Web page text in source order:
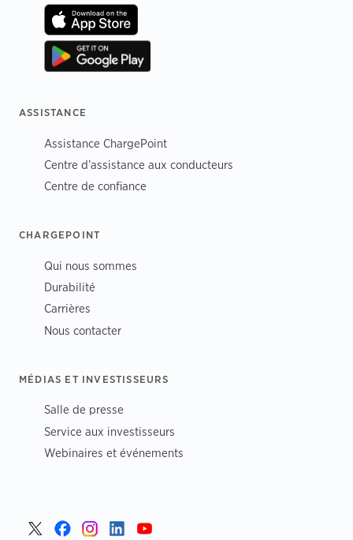
ASSISTANCE
Assistance ChargePoint
Centre d’assistance aux conducteurs
Centre de confiance
CHARGEPOINT
Qui nous sommes
Durabilité
Carrières
Nous contacter
MÉDIAS ET INVESTISSEURS
Salle de presse
Service aux investisseurs
Webinaires et événements